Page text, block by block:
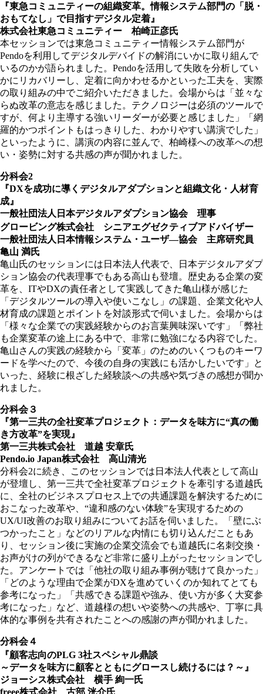
『東急コミュニティーの組織変革。情報システム部門の「脱・
おもてなし」で目指すデジタル定着』
株式会社東急コミュニティー 柏崎正彦氏
本セッションでは東急コミュニティー情報システム部門が
Pendoを利用してデジタルデバイドの解消にいかに取り組んで
いるのかが語られました。Pendoを活用して失敗を分析してい
かにリカバリーし、定着に向かわせるかといった工夫を、実際
の取り組みの中でご紹介いただきました。会場からは「並々な
らぬ改革の意志を感じました。テクノロジーは必須のツールで
すが、何より主導する強いリーダーが必要と感じました」「網
羅的かつポイントもはっきりした、わかりやすい講演でした」
といったように、講演の内容に並んで、柏崎様への改革への想
い・姿勢に対する共感の声が聞かれました。
分科会2
『DXを成功に導くデジタルアダプションと組織文化・人材育
成』
一般社団法人日本デジタルアダプション協会 理事
グロービング株式会社 シニアエグゼクティブアドバイザー
一般社団法人日本情報システム・ユーザ―協会 主席研究員
亀山 満氏
亀山氏のセッションには日本法人代表で、日本デジタルアダプ
ション協会の代表理事でもある高山も登壇。歴史ある企業の変
革を、ITやDXの責任者として実践してきた亀山様が感じた
「デジタルツールの導入や使いこなし」の課題、企業文化や人
材育成の課題とポイントを対談形式で伺いました。会場からは
「様々な企業での実践経験からのお言葉興味深いです」「弊社
も企業変革の途上にある中で、非常に勉強になる内容でした。
亀山さんの実践の経験から「変革」のためのいくつものキーワ
ードを学べたので、今後の自身の実践にも活かしたいです」と
いった、経験に根ざした経験談への共感や気づきの感想が聞か
れました。
分科会３
『第一三共の全社変革プロジェクト：データを味方に“真の働
き方改革”を実現』
第一三共株式会社 道越 安章氏
Pendo.io Japan株式会社 高山清光
分科会2に続き、このセッションでは日本法人代表として高山
が登壇し、第一三共で全社変革プロジェクトを牽引する道越氏
に、全社のビジネスプロセス上での共通課題を解決するために
おこなった改革や、“違和感のない体験”を実現するための
UX/UI改善のお取り組みについてお話を伺いました。「壁にぶ
つかったこと」などのリアルな内情にも切り込んだこともあ
り、セッション後に実施の企業交流会でも道越氏に名刺交換・
お声がけの列ができるなど非常に盛り上がったセッションでし
た。アンケートでは「他社の取り組み事例が聴けて良かった」
「どのような理由で企業がDXを進めていくのか知れてとても
参考になった」「共感できる課題や強み、使い方が多く大変参
考になった」など、道越様の想いや姿勢への共感や、丁寧に具
体的な事例を共有されたことへの感謝の声が聞かれました。
分科会４
『顧客志向のPLG 3社スペシャル鼎談
～データを味方に顧客とともにグロースし続けるには？～』
ジョーシス株式会社 横手 絢一氏
freee株式会社 古部 洸介氏